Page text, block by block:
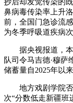
鼻病毒传染率上升
前，全国门急诊流
为冬季呼吸道疾病
据央视报道，本
队司令马吉德·穆萨
储蓄量自2025年以
地方戏剧学院否
次“分数低走新疆班